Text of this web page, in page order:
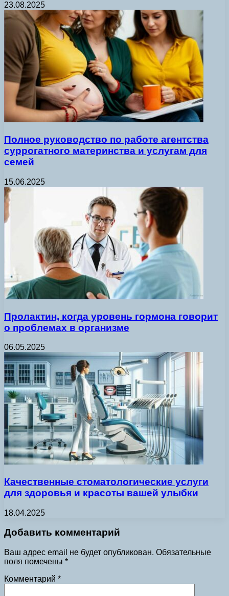
23.08.2025
Полное руководство по работе агентства
суррогатного материнства и услугам для
семей
15.06.2025
Пролактин, когда уровень гормона говорит
о проблемах в организме
06.05.2025
Качественные стоматологические услуги
для здоровья и красоты вашей улыбки
18.04.2025
Добавить комментарий
Ваш адрес email не будет опубликован. Обязательные
поля помечены *
Комментарий *